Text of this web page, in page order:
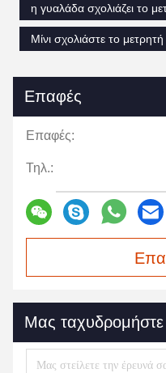
η γυαλάδα σχολιάζει το
Μίνι σχολιάστε το μετρητή
Επαφές
Επαφές:
Τηλ.:
Μας ταχυδρομήστε